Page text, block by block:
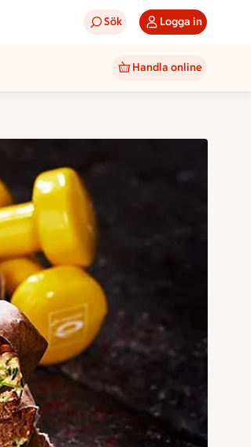
Sök Logga in
Handla online